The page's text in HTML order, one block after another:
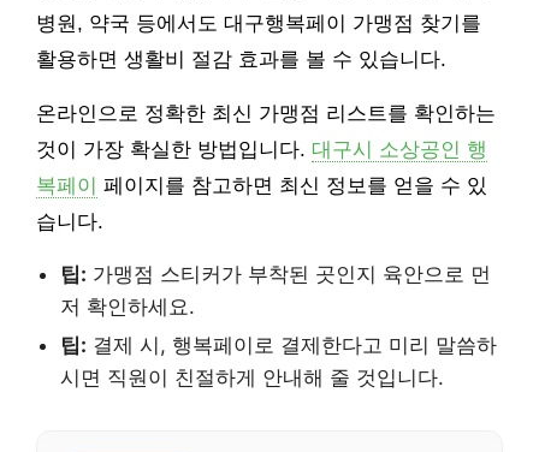
병원, 약국 등에서도 대구행복페이 가맹점 찾기를
활용하면 생활비 절감 효과를 볼 수 있습니다.
온라인으로 정확한 최신 가맹점 리스트를 확인하는
것이 가장 확실한 방법입니다. 대구시 소상공인 행
복페이 페이지를 참고하면 최신 정보를 얻을 수 있
습니다.
팁: 가맹점 스티커가 부착된 곳인지 육안으로 먼
저 확인하세요.
팁: 결제 시, 행복페이로 결제한다고 미리 말씀하
시면 직원이 친절하게 안내해 줄 것입니다.